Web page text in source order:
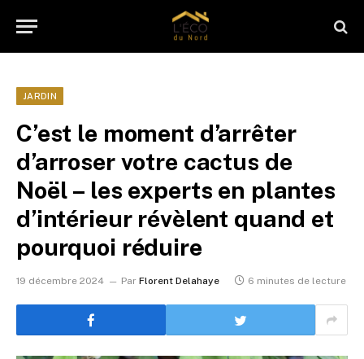
JARDIN
C’est le moment d’arrêter
d’arroser votre cactus de
Noël – les experts en plantes
d’intérieur révèlent quand et
pourquoi réduire
19 décembre 2024 Par Florent Delahaye 6 minutes de lecture